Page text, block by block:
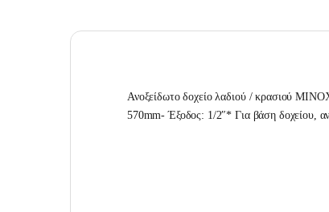
Ανοξείδωτο δοχείο λαδιού / κρασιού
570mm- Έξοδος: 1/2″* Για βάση δοχείου,